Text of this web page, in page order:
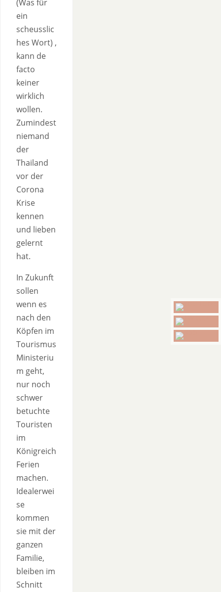
(Was für
ein
scheusslic
hes Wort) ,
kann de
facto
keiner
wirklich
wollen.
Zumindest
niemand
der
Thailand
vor der
Corona
Krise
kennen
und lieben
gelernt
hat.
In Zukunft
sollen
wenn es
nach den
Köpfen im
Tourismus
Ministeriu
m geht,
nur noch
schwer
betuchte
Touristen
im
Königreich
Ferien
machen.
Idealerwei
se
kommen
sie mit der
ganzen
Familie,
bleiben im
Schnitt